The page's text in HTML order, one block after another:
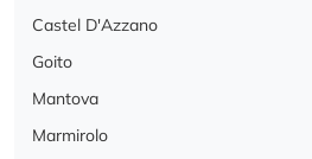
Castel D'Azzano
Goito
Mantova
Marmirolo